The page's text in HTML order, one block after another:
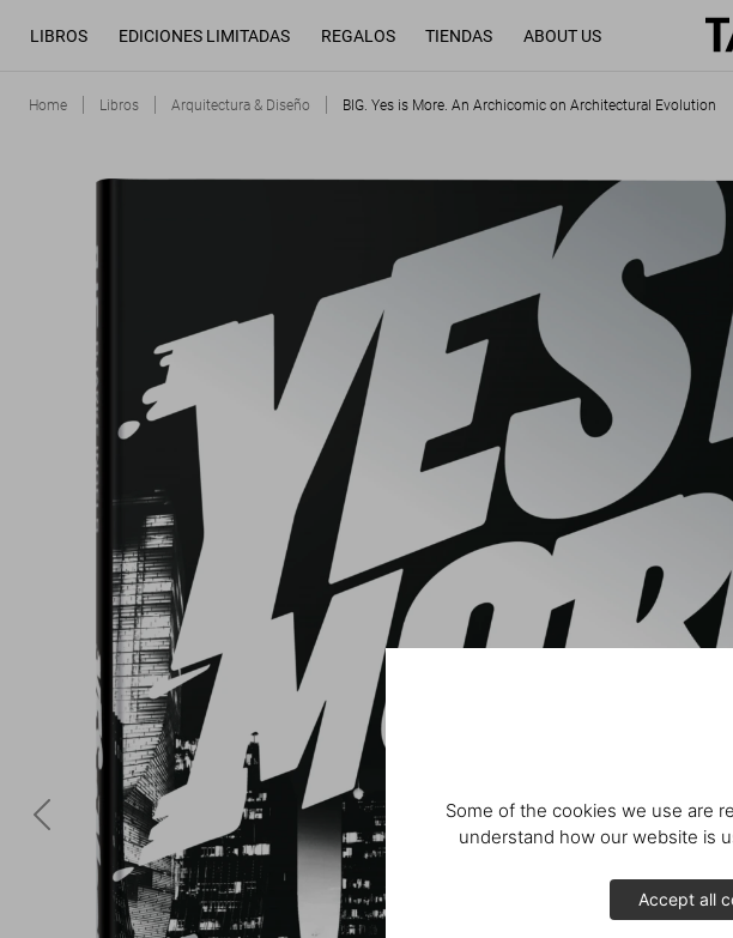
Some of the cookies we use are
understand how our website is
Accept all
LIBROS EDICIONES LIMITADAS REGALOS TIENDAS ABOUT US
Home Libros Arquitectura & Diseño BIG. Yes is More. An Archicomic on Architectural Evolution